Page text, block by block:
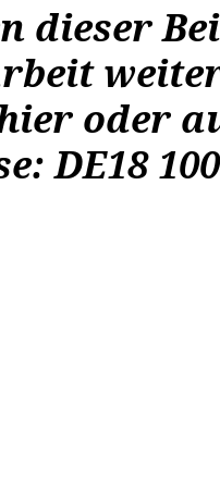
dieser
oder
DE18